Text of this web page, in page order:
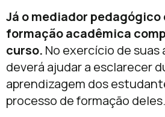
Já o mediador pedagógico
formação acadêmica
curso. No exercício de
deverá ajudar a esclarecer
aprendizagem dos
processo de formação deles.